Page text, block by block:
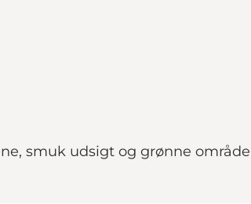
smuk udsigt og grønne